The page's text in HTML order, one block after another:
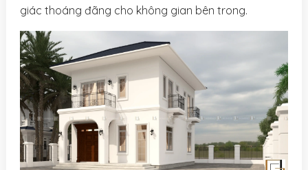
giác thoáng đãng cho không gian bên trong.